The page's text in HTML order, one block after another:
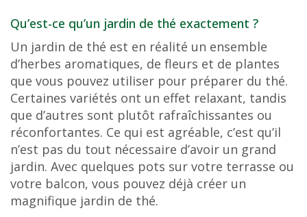
Qu’est-ce qu’un jardin de thé exactement ?
Un jardin de thé est en réalité un ensemble
d’herbes aromatiques, de fleurs et de plantes
que vous pouvez utiliser pour préparer du thé.
Certaines variétés ont un effet relaxant, tandis
que d’autres sont plutôt rafraîchissantes ou
réconfortantes. Ce qui est agréable, c’est qu’il
n’est pas du tout nécessaire d’avoir un grand
jardin. Avec quelques pots sur votre terrasse ou
votre balcon, vous pouvez déjà créer un
magnifique jardin de thé.